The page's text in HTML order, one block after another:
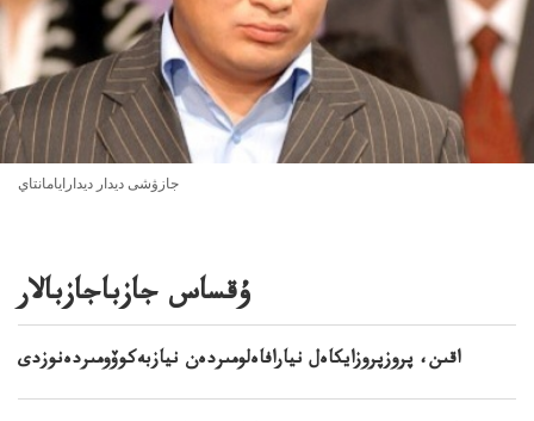
جازۋشى ديدار ديدارايامانتاي
ۇقساس جازباجازبالار
اقىن، پروزپروزايكاەل نيارافاەلومىردەن نيازبەكوۆومىردەنوزدى